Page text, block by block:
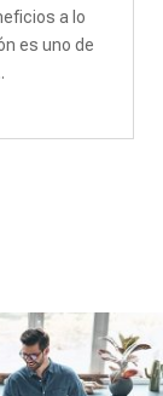
a lo
es uno de